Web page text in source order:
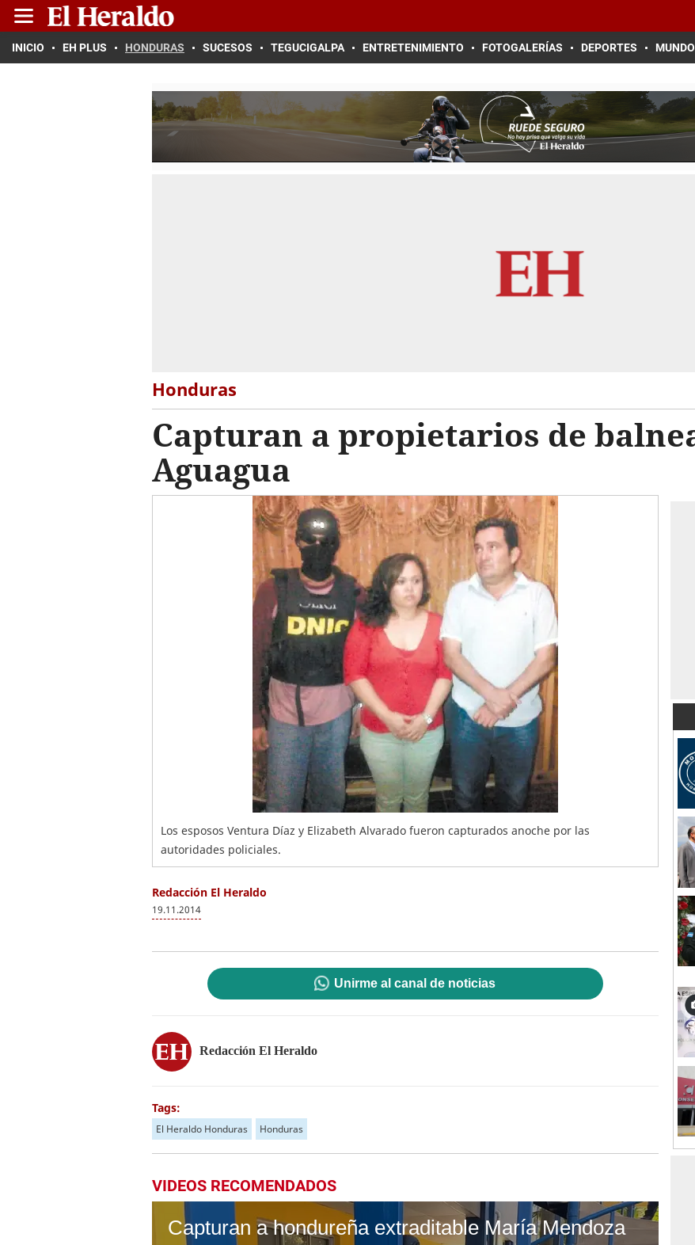
INICIO EH PLUS HONDURAS SUCESOS TEGUCIGALPA ENTRETENIMIENTO FOTOGALERÍAS DEPORTES MUNDO
Honduras
Capturan a propietarios de
Aguagua
Los esposos Ventura Díaz y Elizabeth Alvarado fueron capturados anoche por las
autoridades policiales.
Redacción El Heraldo
19.11.2014
Unirme al canal de noticias
Redacción El Heraldo
Tags:
El Heraldo Honduras Honduras
VIDEOS RECOMENDADOS
Capturan a hondureña extraditable María Mendoza